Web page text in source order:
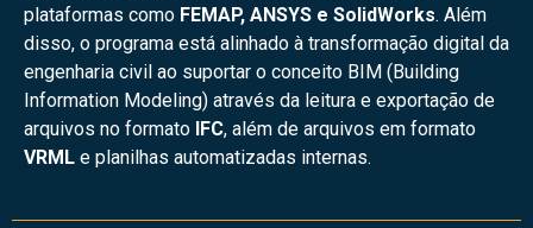
plataformas como FEMAP, ANSYS e SolidWorks. Além
disso, o programa está alinhado à transformação digital da
engenharia civil ao suportar o conceito BIM (Building
Information Modeling) através da leitura e exportação de
arquivos no formato IFC, além de arquivos em formato
VRML e planilhas automatizadas internas.